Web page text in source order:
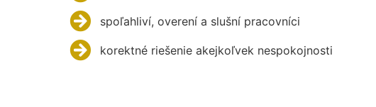
spoľahliví, overení a slušní pracovníci
korektné riešenie akejkoľvek nespokojnosti